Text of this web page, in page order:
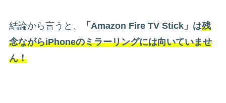
結論から言うと、 「Amazon Fire TV Stick」は残
念ながらiPhoneのミラーリングには向いていませ
ん！